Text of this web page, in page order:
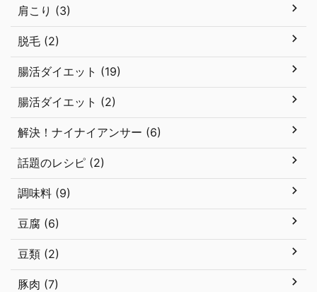
肩こり (3)
脱毛 (2)
腸活ダイエット (19)
腸活ダイエット (2)
解決！ナイナイアンサー (6)
話題のレシピ (2)
調味料 (9)
豆腐 (6)
豆類 (2)
豚肉 (7)